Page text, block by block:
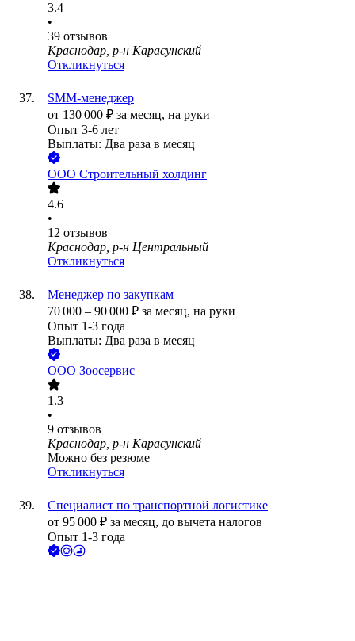
3.4
•
39 отзывов
Краснодар, р-н Карасунский
Откликнуться
SMM-менеджер
от 130 000 ₽ за месяц, на руки
Опыт 3-6 лет
Выплаты: Два раза в месяц
ООО Строительный холдинг
4.6
•
12 отзывов
Краснодар, р-н Центральный
Откликнуться
Менеджер по закупкам
70 000 – 90 000 ₽ за месяц, на руки
Опыт 1-3 года
Выплаты: Два раза в месяц
ООО Зоосервис
1.3
•
9 отзывов
Краснодар, р-н Карасунский
Можно без резюме
Откликнуться
Специалист по транспортной логистике
от 95 000 ₽ за месяц, до вычета налогов
Опыт 1-3 года